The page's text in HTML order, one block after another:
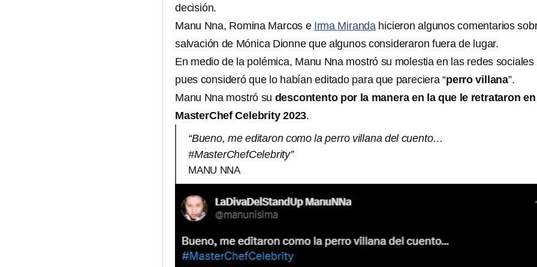
decisión.
Manu Nna, Romina Marcos e Irma Miranda hicieron algunos comentarios
salvación de Mónica Dionne que algunos consideraron fuera de lugar.
En medio de la polémica, Manu Nna mostró su molestia en las redes sociales
pues consideró que lo habían editado para que pareciera “perro villana”.
Manu Nna mostró su descontento por la manera en la que le retrataron en
MasterChef Celebrity 2023.
“Bueno, me editaron como la perro villana del cuento…
#MasterChefCelebrity”
MANU NNA